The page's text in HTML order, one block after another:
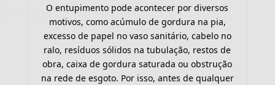
O entupimento pode acontecer por diversos
motivos, como acúmulo de gordura na pia,
excesso de papel no vaso sanitário, cabelo no
ralo, resíduos sólidos na tubulação, restos de
obra, caixa de gordura saturada ou obstrução
na rede de esgoto. Por isso, antes de qualquer